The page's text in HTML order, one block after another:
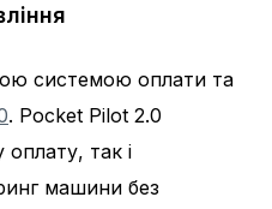
системою оплати та
. Pocket Pilot 2.0
оплату, так і
машини без